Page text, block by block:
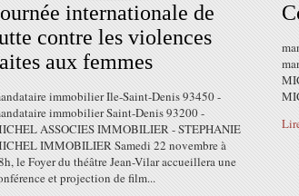
internationale de
contre les violences
aux femmes
immobilier Ile-Saint-Denis 93450 -
immobilier Saint-Denis 93200 -
ASSOCIES IMMOBILIER - STEPHANIE
IMMOBILIER Samedi 22 novembre à
le Foyer du théâtre Jean-Vilar accueillera une
et projection de film...